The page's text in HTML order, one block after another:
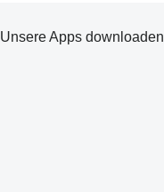
Unsere Apps downloaden